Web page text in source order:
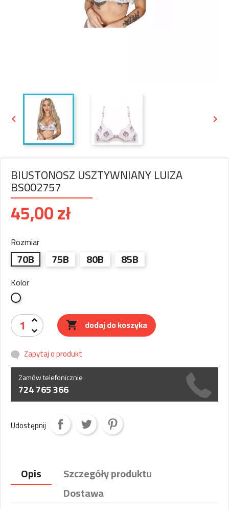
 
BIUSTONOSZ USZTYWNIANY LUIZA
BS002757
45,00 zł
Rozmiar
70B 75B 80B 85B
Kolor
Biały
 dodaj do koszyka
Zapytaj o produkt
Zamów telefonicznie
724 765 366
Udostępnij
Opis
Szczegóły produktu
Dostawa